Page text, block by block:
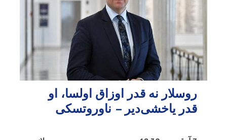
روسلار نه قدر اوزاق اولسا، او
قدر یاخشی‌دیر – ناوروتسکی